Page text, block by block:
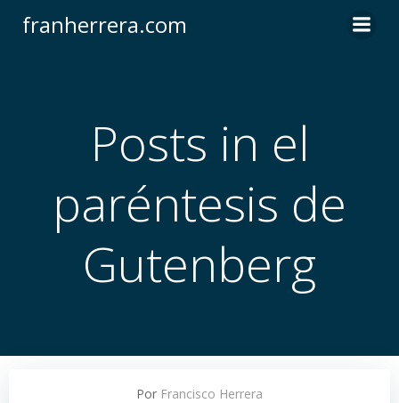
franherrera.com
Posts in el
paréntesis de
Gutenberg
Por Francisco Herrera